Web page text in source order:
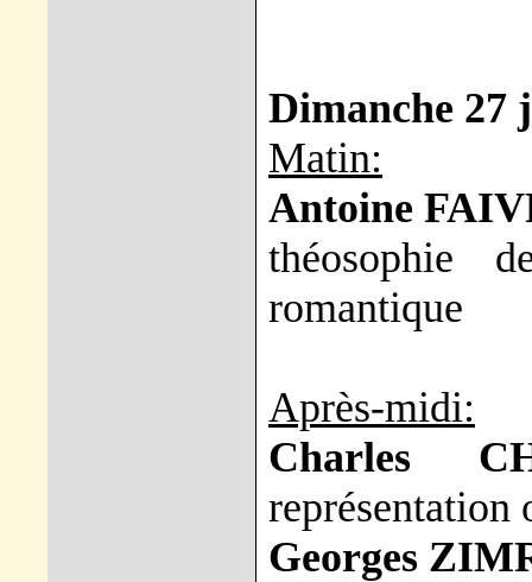
Dimanche 27
Matin:
Antoine
théosophie
romantique
Après-midi:
Charles
représentation
Georges